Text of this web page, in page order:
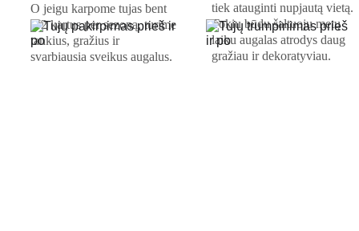
O jeigu karpome tujas bent
1-2 kartus per sezoną, turime
tankius, gražius ir
svarbiausia sveikus augalus.
tiek atauginti nupjautą vietą.
Tokiu būdu šaltuoju metų
laiku augalas atrodys daug
gražiau ir dekoratyviau.